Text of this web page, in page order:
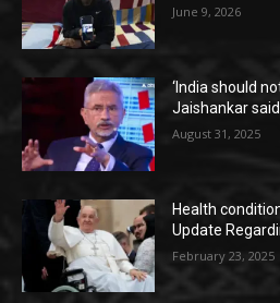
June 9, 2026
‘India should
Jaishankar
August 31, 2025
Health
Update
February 23, 2025